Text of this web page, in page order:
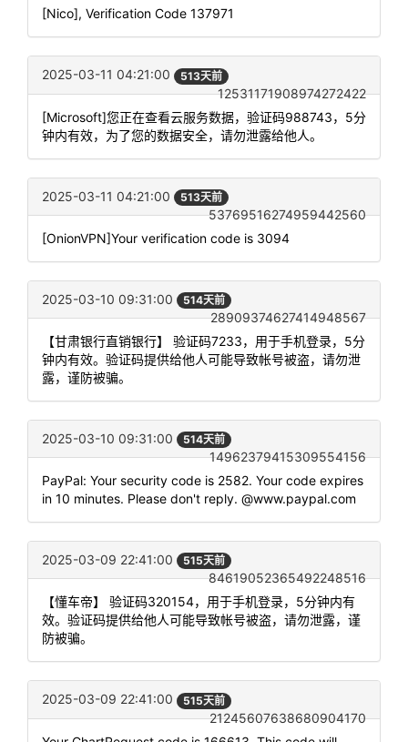
[Nico], Verification Code 137971
2025-03-11 04:21:00 513天前
12531171908974272422
[Microsoft]您正在查看云服务数据，验证码988743，5分
钟内有效，为了您的数据安全，请勿泄露给他人。
2025-03-11 04:21:00 513天前
53769516274959442560
[OnionVPN]Your verification code is 3094
2025-03-10 09:31:00 514天前
28909374627414948567
【甘肃银行直销银行】 验证码7233，用于手机登录，5分
钟内有效。验证码提供给他人可能导致帐号被盗，请勿泄
露，谨防被骗。
2025-03-10 09:31:00 514天前
14962379415309554156
PayPal: Your security code is 2582. Your code expires
in 10 minutes. Please don't reply. @www.paypal.com
2025-03-09 22:41:00 515天前
84619052365492248516
【懂车帝】 验证码320154，用于手机登录，5分钟内有
效。验证码提供给他人可能导致帐号被盗，请勿泄露，谨
防被骗。
2025-03-09 22:41:00 515天前
21245607638680904170